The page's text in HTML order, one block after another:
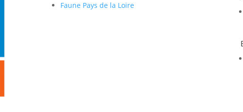
Faune Pays de la Loire